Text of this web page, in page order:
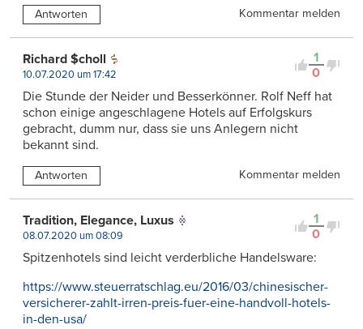
Antworten Kommentar melden
1
0
Richard $choll
10.07.2020 um 17:42
Die Stunde der Neider und Besserkönner. Rolf Neff hat
schon einige angeschlagene Hotels auf Erfolgskurs
gebracht, dumm nur, dass sie uns Anlegern nicht
bekannt sind.
Antworten Kommentar melden
1
0
Tradition, Elegance, Luxus
08.07.2020 um 08:09
Spitzenhotels sind leicht verderbliche Handelsware:
https://www.steuerratschlag.eu/2016/03/chinesischer-
versicherer-zahlt-irren-preis-fuer-eine-handvoll-hotels-
in-den-usa/